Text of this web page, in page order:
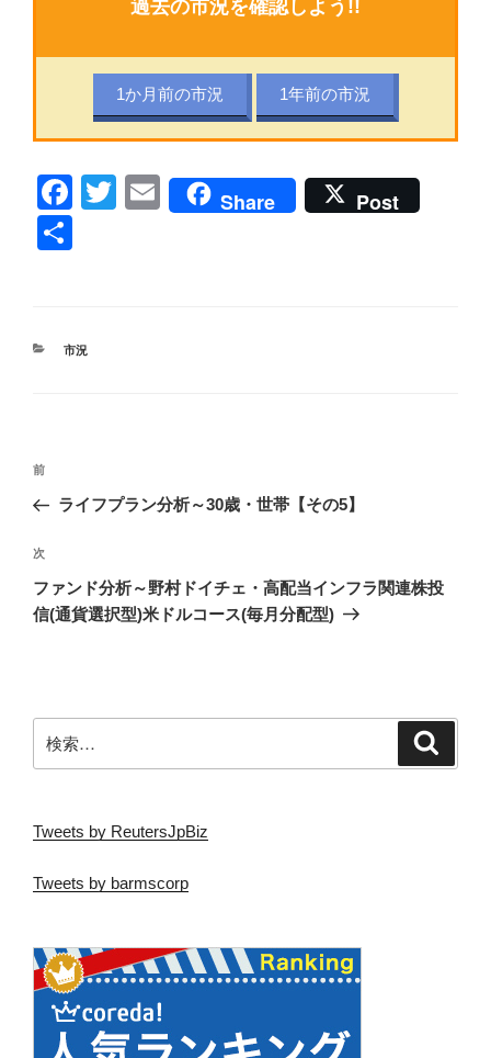
過去の市況を確認しよう!!
1か月前の市況 1年前の市況
F
o
T
E
Share Post
カ
市況
投
ナ
ビ
ゲ
ー
前
の
稿
前
ライフプラン分析～30歳・世帯【その5】
次
の
投
次
ファンド分析～野村ドイチェ・高配当インフラ関連株投
信(通貨選択型)米ドルコース(毎月分配型)
索:
Tweets by ReutersJpBiz
Tweets by barmscorp